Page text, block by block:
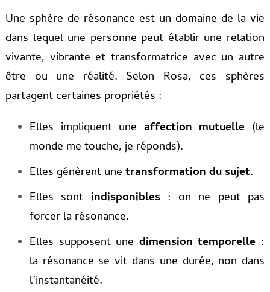
Une sphère de résonance est un domaine de la vie
dans lequel une personne peut établir une relation
vivante, vibrante et transformatrice avec un autre
être ou une réalité. Selon Rosa, ces sphères
partagent certaines propriétés :
Elles impliquent une affection mutuelle (le
monde me touche, je réponds).
Elles génèrent unetransformation du sujet.
Elles sont indisponibles: on ne peut pas
forcer la résonance.
Elles supposent une dimension temporelle :
la résonance se vit dans une durée, non dans
l’instantanéité.